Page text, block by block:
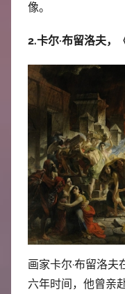
像。
2.卡尔·布留洛夫，
画家卡尔·布留洛
六年时间，他曾亲